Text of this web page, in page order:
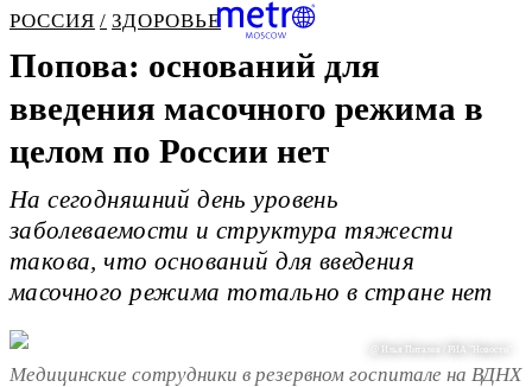
РОССИЯ ЗДОРОВЬЕ
Попова: оснований для
введения масочного режима в
целом по России нет
На сегодняшний день уровень
заболеваемости и структура тяжести
такова, что оснований для введения
масочного режима тотально в стране нет
@ Илья Питалев / РИА "Новости"
Медицинские сотрудники в резервном госпитале на ВДНХ